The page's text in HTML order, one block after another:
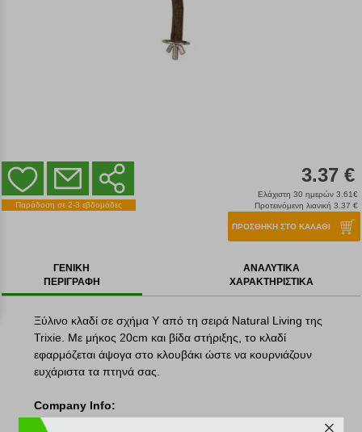
Παράδοση σε 2-3 εβδομάδες
3.37 €
Ελάχιστη 30 ημερών 3.61€
Προτεινόμενη λιανική 3.37 €
ΠΡΟΣΘΗΚΗ ΣΤΟ ΚΑΛΑΘΙ
ΓΕΝΙΚΗ
ΠΕΡΙΓΡΑΦΗ
ΑΝΑΛΥΤΙΚΑ
ΧΑΡΑΚΤΗΡΙΣΤΙΚΑ
Ξύλινο κλαδί σε σχήμα Y από τη σειρά Natural Living της
Trixie. Με μήκος 20cm και βίδα στήριξης, το κλαδί
εφαρμόζεται άψογα στο κλουβάκι ώστε να κουρνιάζουν
ευχάριστα τα πτηνά σας.
Company Info:
Για περισσότερα από 38 χρόνια η Γερμανική εταιρεία